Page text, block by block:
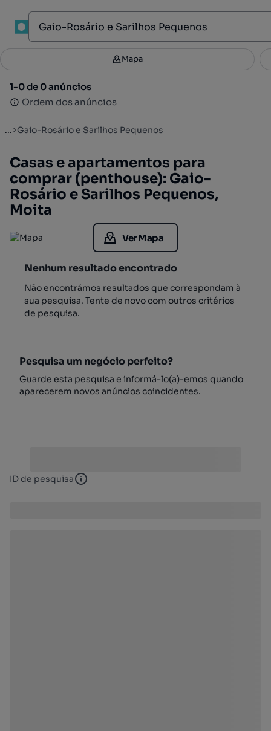
Filtros 2
1-0 de 0 anúncios
Ordem dos anúncios
Mapa
1-0 de 0 anúncios
Ordem dos anúncios
... Gaio-Rosário e Sarilhos Pequenos
Casas e apartamentos para
comprar (penthouse): Gaio-
Rosário e Sarilhos Pequenos,
Moita
Ver Mapa
Nenhum resultado encontrado
Não encontrámos resultados que correspondam à
sua pesquisa. Tente de novo com outros critérios
de pesquisa.
Pesquisa um negócio perfeito?
Guarde esta pesquisa e informá-lo(a)-emos quando
aparecerem novos anúncios coincidentes.
ID de pesquisa ID de pesquisa